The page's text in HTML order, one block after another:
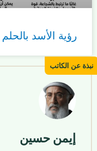
رؤية الأسد بالحلم
إيمن حسين